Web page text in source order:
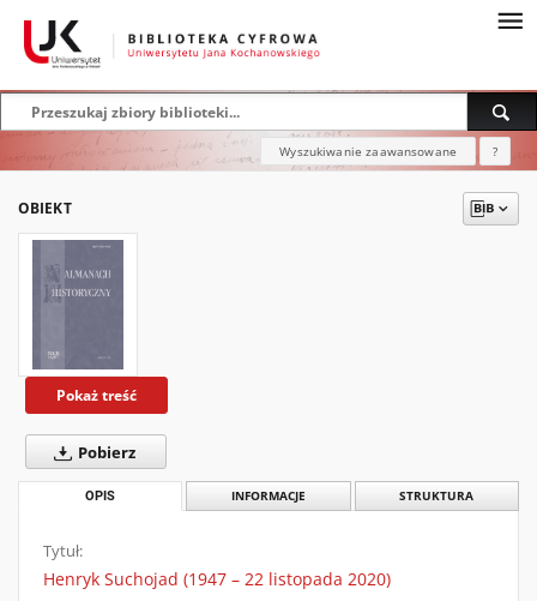
Wyszukiwanie zaawansowane ?
OBIEKT
Pokaż treść
Pobierz
OPIS INFORMACJE STRUKTURA
Tytuł:
Henryk Suchojad (1947 – 22 listopada 2020)